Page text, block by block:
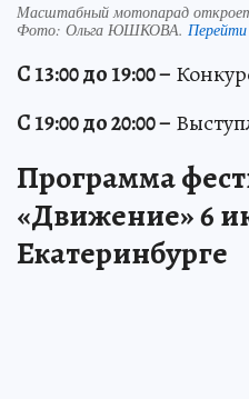
Масштабный мотопарад
Фото: Ольга ЮШКОВА.
С 13:00 до 19:00 –
С 19:00 до 20:00 –
Программа
«Движение» 6
Екатеринбурге